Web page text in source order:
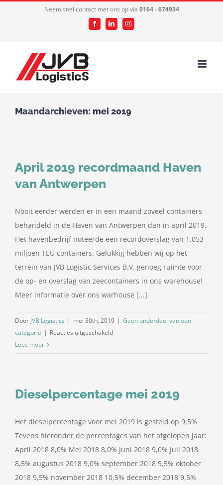
Neem snel contact met ons op via 0164 - 674934
FacebookLinkedInInstagram
Maandarchieven: mei 2019
April 2019 recordmaand Haven
van Antwerpen
Nooit eerder werden er in een maand zoveel containers
behandeld in de Haven van Antwerpen dan in april 2019.
Het havenbedrijf noteerde een recordoverslag van 1,053
miljoen TEU containers. Gelukkig hebben wij op het
terrein van JVB Logistic Services B.V. genoeg ruimte voor
de op- en overslag van zeecontainers in ons warehouse!
Meer informatie over ons warhouse [...]
Door JVB Logistics | mei 30th, 2019 | Geen onderdeel van een
categorie | Reacties uitgeschakeldvoor
van
Lees meer
Dieselpercentage mei 2019
Het dieselpercentage voor mei 2019 is gesteld op 9,5%
Tevens hieronder de percentages van het afgelopen jaar:
April 2018 8,0% Mei 2018 8,0% Juni 2018 9,0% Juli 2018
8,5% augustus 2018 9,0% september 2018 9,5% oktober
2018 9,5% november 2018 10,5% december 2018 9,5%